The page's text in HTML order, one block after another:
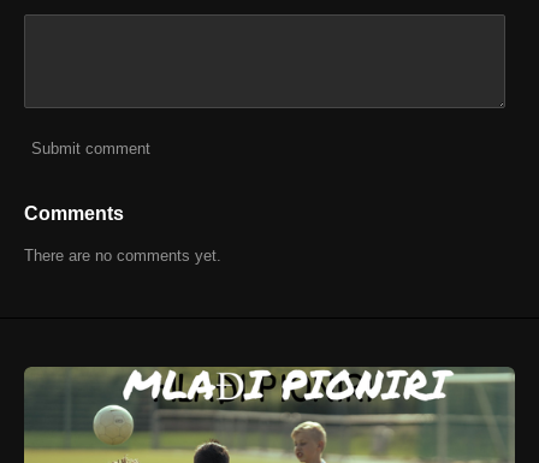
Submit comment
Comments
There are no comments yet.